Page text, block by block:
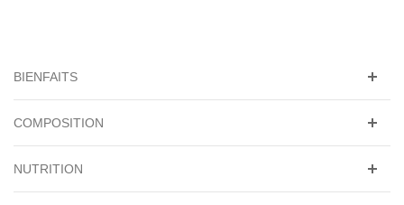
BIENFAITS
COMPOSITION
NUTRITION